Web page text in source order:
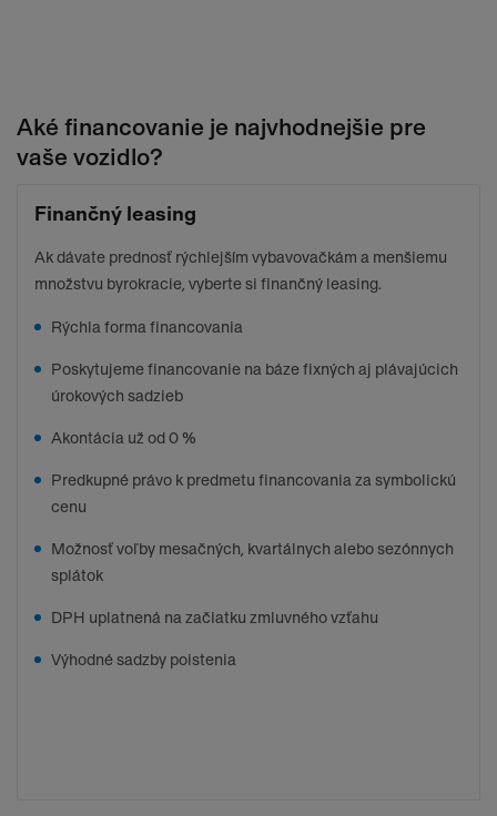
Aké financovanie je najvhodnejšie pre
vaše vozidlo?
Finančný leasing
Ak dávate prednosť rýchlejším vybavovačkám a menšiemu
množstvu byrokracie, vyberte si finančný leasing.
Rýchla forma financovania
Poskytujeme financovanie na báze fixných aj plávajúcich
úrokových sadzieb
Akontácia už od 0 %
Predkupné právo k predmetu financovania za symbolickú
cenu
Možnosť voľby mesačných, kvartálnych alebo sezónnych
splátok
DPH uplatnená na začiatku zmluvného vzťahu
Výhodné sadzby poistenia